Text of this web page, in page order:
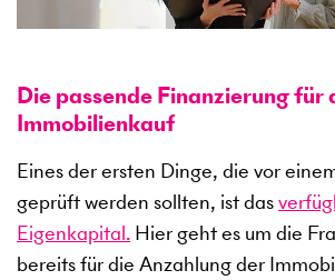
Die passende Finanzierung für
Immobilienkauf
Eines der ersten Dinge, die vor
geprüft werden sollten, ist das
Eigenkapital. Hier geht es um die
bereits für die Anzahlung der